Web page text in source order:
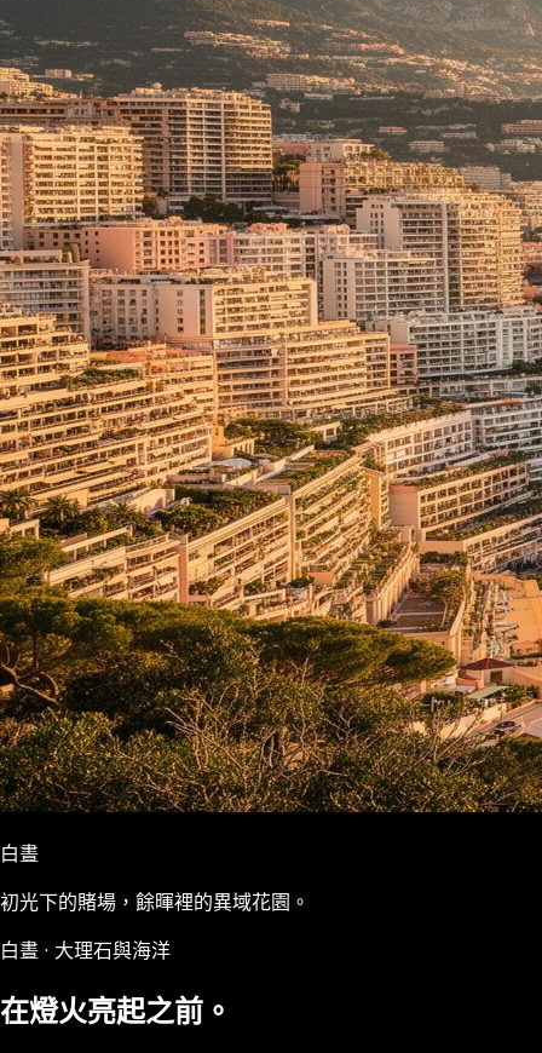
白晝
初光下的賭場，餘暉裡的異域花園。
白晝 · 大理石與海洋
在燈火亮起之前。